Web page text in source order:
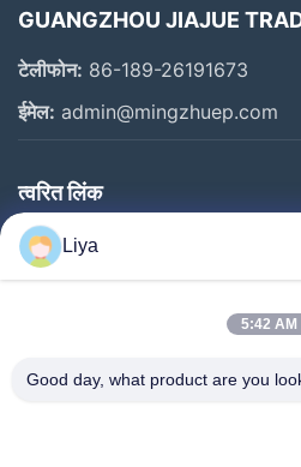
GUANGZHOU JIAJUE
टेलीफोन: 86-189-26191673
ईमेल: admin@mingzhuep.com
त्वरित लिंक
घर
उत्पाद
कारखाने का दौरा
Liya
5:42 AM
Good day, what product are you